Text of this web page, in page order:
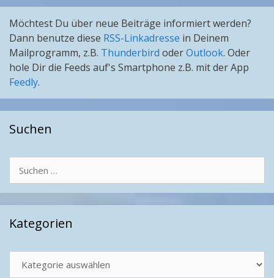
Möchtest Du über neue Beiträge informiert werden?
Dann benutze diese RSS-Linkadresse in Deinem
Mailprogramm, z.B. Thunderbird oderOutlook. Oder
hole Dir die Feeds auf's Smartphone z.B. mit der App
Feedly.
Suchen
nach:
Kategorien